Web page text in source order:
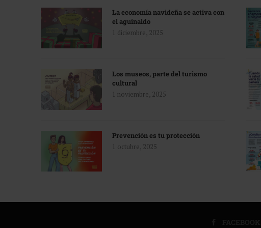
La economía navideña se activa con
el aguinaldo
1 diciembre, 2025
Los museos, parte del turismo
cultural
1 noviembre, 2025
Prevención es tu protección
1 octubre, 2025